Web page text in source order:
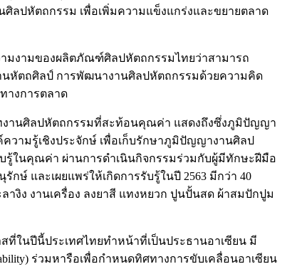
ลปหัตถกรรม เพื่อเพิ่มความแข็งแกร่งและขยายตลาด
ามงามของผลิตภัณฑ์ศิลปหัตถกรรมไทยว่าสามารถ
นหัตถศิลป์ การพัฒนางานศิลปหัตถกรรมด้วยความคิด
างการตลาด
งานศิลปหัตถกรรมที่สะท้อนคุณค่า แสดงถึงซึ่งภูมิปัญญา
วามรู้เชิงประจักษ์ เพื่อเก็บรักษาภูมิปัญญางานศิลป
รู้ในคุณค่า ผ่านการดำเนินกิจกรรมร่วมกับผู้มีทักษะฝีมือ
ษ์ และเผยแพร่ให้เกิดการรับรู้ในปี 2563 มีกว่า 40
งิง งานเครื่อง ลงยาสี แทงหยวก ปูนปั้นสด ผ้าสมปักปูม
ที่ในปีนี้ประเทศไทยทำหน้าที่เป็นประธานอาเซียน มี
ร่วมหารือเพื่อกำหนดทิศทางการขับเคลื่อนอาเซียน